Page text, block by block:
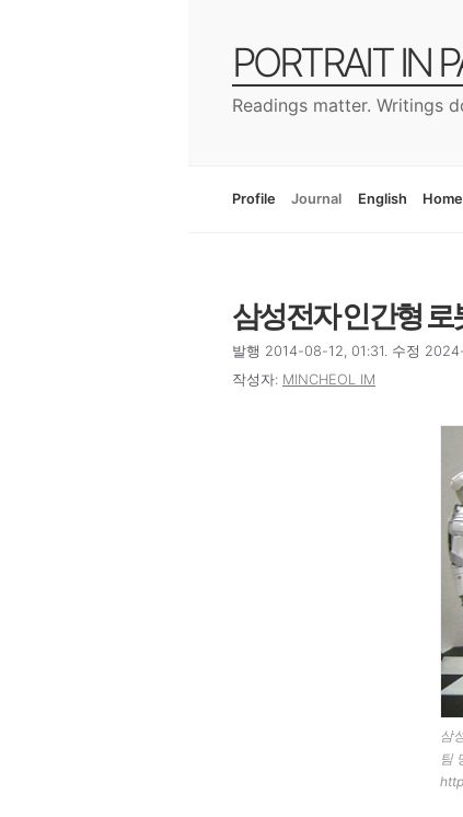
PORTRAIT IN
Readings matter. Writings
Profile Journal English Home
삼성전자 인간형 로
발행 2014-08-12, 01:31. 수정
작성자: MINCHEOL IM
삼
팀